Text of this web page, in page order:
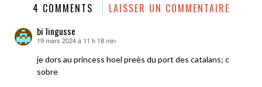
4 COMMENTS LAISSER UN COMMENTAIRE
bi lingusse
dit :
19 mars 2024 à 11 h 18 min
je dors au princess hoel preès du port des catalans; c
sobre